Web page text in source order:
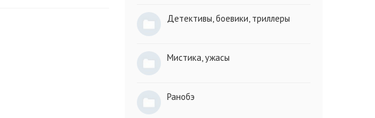
Детективы, боевики, триллеры
Мистика, ужасы
Ранобэ